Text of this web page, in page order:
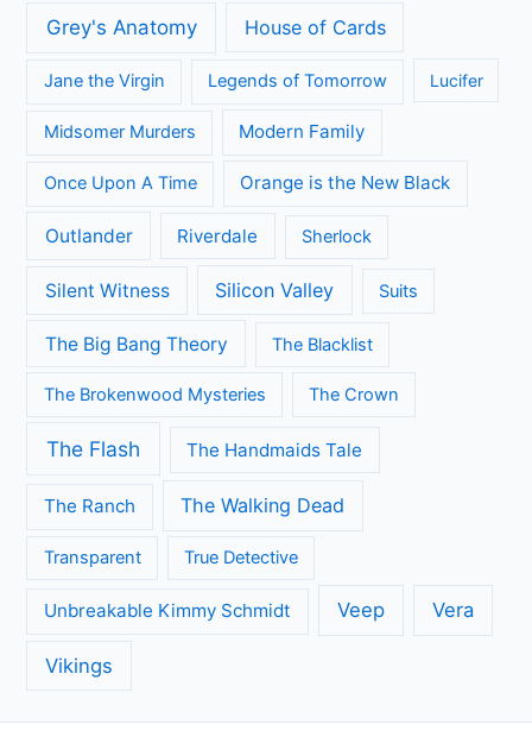
Grey's Anatomy House of Cards
Jane the Virgin Legends of Tomorrow Lucifer
Midsomer Murders Modern Family
Once Upon A Time Orange is the New Black
Outlander Riverdale Sherlock
Silent Witness Silicon Valley Suits
The Big Bang Theory The Blacklist
The Brokenwood Mysteries The Crown
The Flash The Handmaids Tale
The Ranch The Walking Dead
Transparent True Detective
Unbreakable Kimmy Schmidt Veep Vera
Vikings